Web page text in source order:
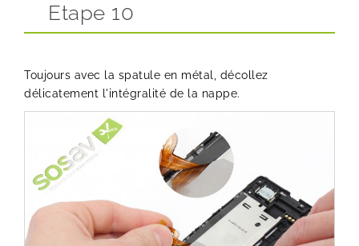
Etape 10
Toujours avec la spatule en métal, décollez
délicatement l'intégralité de la nappe.